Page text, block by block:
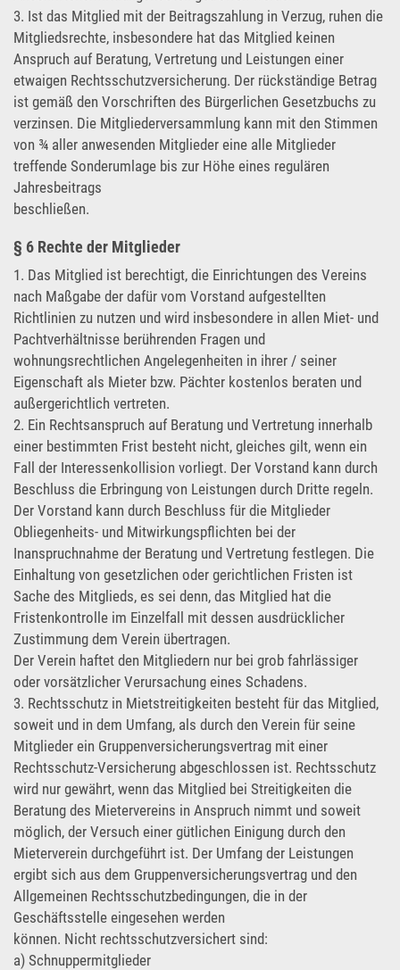
3. Ist das Mitglied mit der Beitragszahlung in Verzug, ruhen die
Mitgliedsrechte, insbesondere hat das Mitglied keinen
Anspruch auf Beratung, Vertretung und Leistungen einer
etwaigen Rechtsschutzversicherung. Der rückständige Betrag
ist gemäß den Vorschriften des Bürgerlichen Gesetzbuchs zu
verzinsen. Die Mitgliederversammlung kann mit den Stimmen
von ¾ aller anwesenden Mitglieder eine alle Mitglieder
treffende Sonderumlage bis zur Höhe eines regulären
Jahresbeitrags
beschließen.
§ 6 Rechte der Mitglieder
1. Das Mitglied ist berechtigt, die Einrichtungen des Vereins
nach Maßgabe der dafür vom Vorstand aufgestellten
Richtlinien zu nutzen und wird insbesondere in allen Miet- und
Pachtverhältnisse berührenden Fragen und
wohnungsrechtlichen Angelegenheiten in ihrer / seiner
Eigenschaft als Mieter bzw. Pächter kostenlos beraten und
außergerichtlich vertreten.
2. Ein Rechtsanspruch auf Beratung und Vertretung innerhalb
einer bestimmten Frist besteht nicht, gleiches gilt, wenn ein
Fall der Interessenkollision vorliegt. Der Vorstand kann durch
Beschluss die Erbringung von Leistungen durch Dritte regeln.
Der Vorstand kann durch Beschluss für die Mitglieder
Obliegenheits- und Mitwirkungspflichten bei der
Inanspruchnahme der Beratung und Vertretung festlegen. Die
Einhaltung von gesetzlichen oder gerichtlichen Fristen ist
Sache des Mitglieds, es sei denn, das Mitglied hat die
Fristenkontrolle im Einzelfall mit dessen ausdrücklicher
Zustimmung dem Verein übertragen.
Der Verein haftet den Mitgliedern nur bei grob fahrlässiger
oder vorsätzlicher Verursachung eines Schadens.
3. Rechtsschutz in Mietstreitigkeiten besteht für das Mitglied,
soweit und in dem Umfang, als durch den Verein für seine
Mitglieder ein Gruppenversicherungsvertrag mit einer
Rechtsschutz-Versicherung abgeschlossen ist. Rechtsschutz
wird nur gewährt, wenn das Mitglied bei Streitigkeiten die
Beratung des Mietervereins in Anspruch nimmt und soweit
möglich, der Versuch einer gütlichen Einigung durch den
Mieterverein durchgeführt ist. Der Umfang der Leistungen
ergibt sich aus dem Gruppenversicherungsvertrag und den
Allgemeinen Rechtsschutzbedingungen, die in der
Geschäftsstelle eingesehen werden
können. Nicht rechtsschutzversichert sind:
a) Schnuppermitglieder